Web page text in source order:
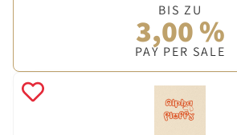
BIS ZU
3,00 %
PAY PER SALE